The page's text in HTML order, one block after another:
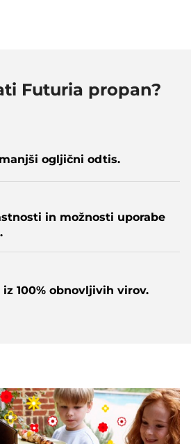
Futuria propan?
ogljični odtis.
in možnosti uporabe
100% obnovljivih virov.